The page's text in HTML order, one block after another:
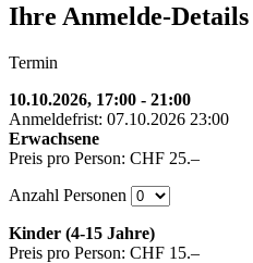
Ihre Anmelde-Details
Termin
10.10.2026, 17:00 - 21:00
Anmeldefrist: 07.10.2026 23:00
Erwachsene
Preis pro Person: CHF 25.–
Anzahl Personen
Kinder (4-15 Jahre)
Preis pro Person: CHF 15.–